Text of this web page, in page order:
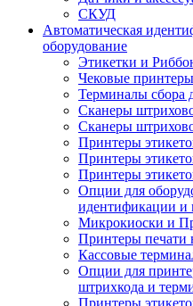
СКУД
Автоматическая
оборудование
Этикетки и
Чековые
Терминалы сбора
Сканеры
Сканеры
Принтеры
Принтеры
Принтеры
Опции для
идентификации и
Микрокиоски и
Принтеры печати
Кассовые
Опции для
штрихкода и